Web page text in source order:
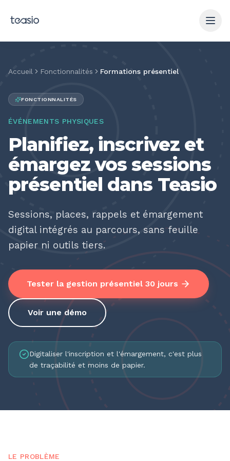
Accueil Fonctionnalités Formations présentiel
FONCTIONNALITÉS
ÉVÉNEMENTS PHYSIQUES
Planifiez, inscrivez et
émargez vos sessions
présentiel dans Teasio
Sessions, places, rappels et émargement
digital intégrés au parcours, sans feuille
papier ni outils tiers.
Tester la gestion présentiel 30 jours
Voir une démo
Digitaliser l'inscription et l'émargement, c'est plus
de traçabilité et moins de papier.
LE PROBLÈME